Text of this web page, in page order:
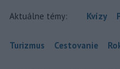
Aktuálne témy: Kvízy
Turizmus Cestovanie